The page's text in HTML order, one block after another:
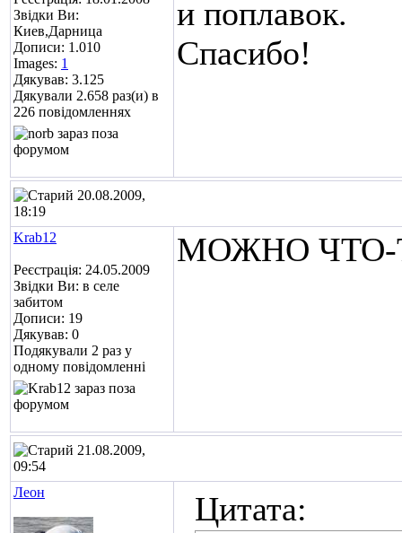
Звідки Ви:
Киев,Дарница
Дописи: 1.010
Images: 1
Дякував: 3.125
Дякували 2.658 раз(и) в
226 повідомленнях
и поплавок.
Спасибо!
20.08.2009,
18:19
Krab12
Реєстрація: 24.05.2009
Звідки Ви: в селе
забитом
Дописи: 19
Дякував: 0
Подякували 2 раз у
одному повідомленні
МОЖНО ЧТО-
21.08.2009,
09:54
Леон
Цитата: